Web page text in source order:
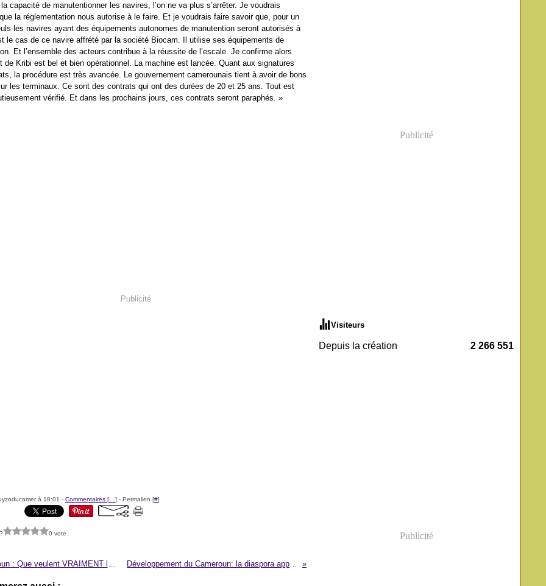
capacité de manutentionner les navires, l’on ne va plus s’arrêter. Je voudrais
la réglementation nous autorise à le faire. Et je voudrais faire savoir que, pour un
les navires ayant des équipements autonomes de manutention seront autorisés à
le cas de ce navire affrété par la société Biocam. Il utilise ses équipements de
Et l’ensemble des acteurs contribue à la réussite de l’escale. Je confirme alors
de Kribi est bel et bien opérationnel. La machine est lancée. Quant aux signatures
la procédure est très avancée. Le gouvernement camerounais tient à avoir de bons
les terminaux. Ce sont des contrats qui ont des durées de 20 et 25 ans. Tout est
vérifié. Et dans les prochains jours, ces contrats seront paraphés. »
Publicité
à 18:01 - Commentaires [ ] - Permalien [#]
0 vote
Cameroun : Que veulent VRAIMENT les médecins ? Développement du Cameroun: la diaspora appelée à participer
Publicité
Visiteurs
Depuis la création 2 266 551
Publicité